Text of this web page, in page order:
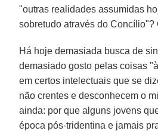
"outras realidades assumidas
sobretudo através do Concílio"?
Há hoje demasiada busca de
demasiado gosto pelas coisas
em certos intelectuais que se
não crentes e desconhecem o
ainda: por que alguns jovens
época pós-tridentina e jamais